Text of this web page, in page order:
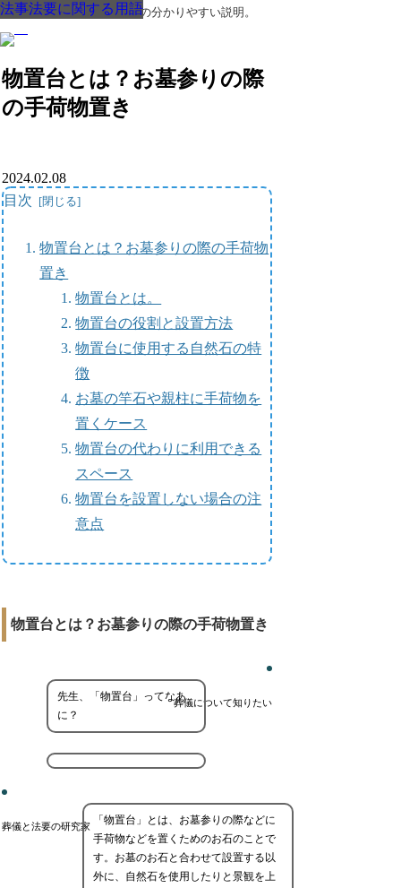
葬儀・葬式・法要についての分かりやすい説明。
物置台とは？お墓参りの際
の手荷物置き
法事法要に関する用語
2024.02.08
目次
物置台とは？お墓参りの際の手荷物
置き
物置台とは。
物置台の役割と設置方法
物置台に使用する自然石の特
徴
お墓の竿石や親柱に手荷物を
置くケース
物置台の代わりに利用できる
スペース
物置台を設置しない場合の注
意点
物置台とは？お墓参りの際の手荷物置き
葬儀について知りたい
先生、「物置台」ってなあ
に？
葬儀と法要の研究家
「物置台」とは、お墓参りの際などに
手荷物などを置くためのお石のことで
す。お墓のお石と合わせて設置する以
外に、自然石を使用したりと景観を上
法事法要に関する用語
法事法要に関する用語
法事法要に関する用語
法事法要に関する用語
法事法要に関する用語
法事法要に関する用語